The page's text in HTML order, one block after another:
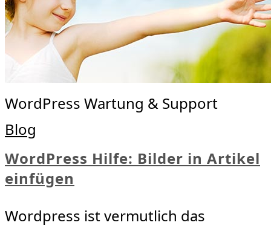
WordPress Wartung & Support
Blog
WordPress Hilfe: Bilder in Artikel
einfügen
Wordpress ist vermutlich das